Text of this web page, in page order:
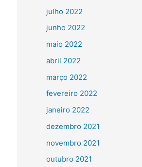
julho 2022
junho 2022
maio 2022
abril 2022
março 2022
fevereiro 2022
janeiro 2022
dezembro 2021
novembro 2021
outubro 2021